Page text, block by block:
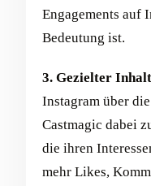
Engagements auf
Bedeutung ist.
3. Gezielter
Instagram über
Castmagic dabei
die ihren
mehr Likes,